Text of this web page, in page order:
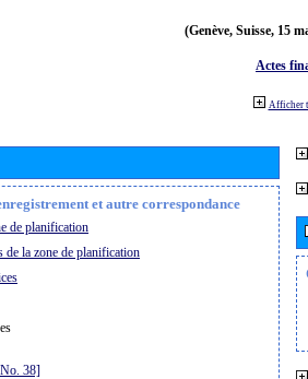
(Genève, Suisse, 15
Actes
Afficher
et autre correspondance
de planification
de la zone de planification
38]